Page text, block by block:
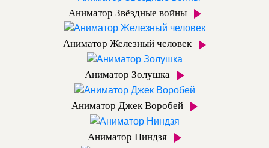
Аниматор Звёздные войны
Аниматор Железный человек
Аниматор Золушка
Аниматор Джек Воробей
Аниматор Ниндзя